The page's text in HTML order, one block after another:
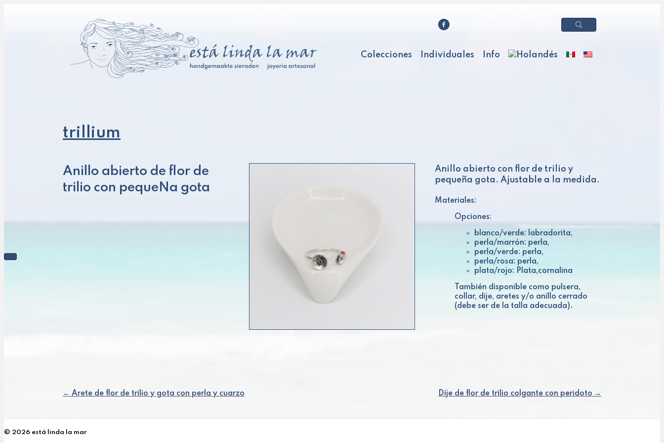
Colecciones Individuales Info
trillium
Anillo abierto de flor de
trilio con pequeNa gota
Anillo abierto con flor de trilio y
pequeña gota. Ajustable a la medida.
Materiales:
Opciones:
blanco/verde: labradorita,
perla/marrón: perla,
perla/verde: perla,
perla/rosa: perla,
plata/rojo: Plata,cornalina
También disponible como pulsera,
collar, dije, aretes y/o anillo cerrado
(debe ser de la talla adecuada).
Posts
navigation
← Arete de flor de trilio y gota con perla y cuarzo Dije de flor de trilio colgante con peridoto →
© 2026 está linda la mar